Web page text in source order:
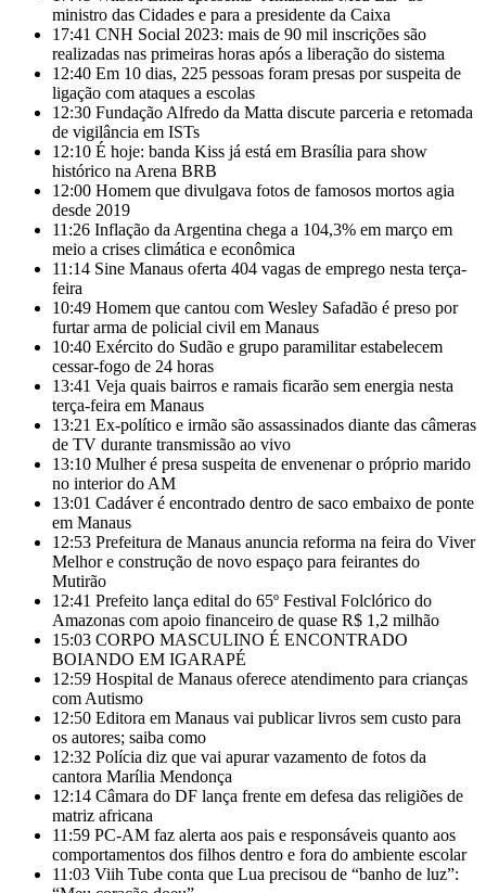
ministro das Cidades e para a presidente da Caixa
17:41 CNH Social 2023: mais de 90 mil inscrições são
realizadas nas primeiras horas após a liberação do sistema
12:40 Em 10 dias, 225 pessoas foram presas por suspeita de
ligação com ataques a escolas
12:30 Fundação Alfredo da Matta discute parceria e retomada
de vigilância em ISTs
12:10 É hoje: banda Kiss já está em Brasília para show
histórico na Arena BRB
12:00 Homem que divulgava fotos de famosos mortos agia
desde 2019
11:26 Inflação da Argentina chega a 104,3% em março em
meio a crises climática e econômica
11:14 Sine Manaus oferta 404 vagas de emprego nesta terça-
feira
10:49 Homem que cantou com Wesley Safadão é preso por
furtar arma de policial civil em Manaus
10:40 Exército do Sudão e grupo paramilitar estabelecem
cessar-fogo de 24 horas
13:41 Veja quais bairros e ramais ficarão sem energia nesta
terça-feira em Manaus
13:21 Ex-político e irmão são assassinados diante das câmeras
de TV durante transmissão ao vivo
13:10 Mulher é presa suspeita de envenenar o próprio marido
no interior do AM
13:01 Cadáver é encontrado dentro de saco embaixo de ponte
em Manaus
12:53 Prefeitura de Manaus anuncia reforma na feira do Viver
Melhor e construção de novo espaço para feirantes do
Mutirão
12:41 Prefeito lança edital do 65º Festival Folclórico do
Amazonas com apoio financeiro de quase R$ 1,2 milhão
15:03 CORPO MASCULINO É ENCONTRADO
BOIANDO EM IGARAPÉ
12:59 Hospital de Manaus oferece atendimento para crianças
com Autismo
12:50 Editora em Manaus vai publicar livros sem custo para
os autores; saiba como
12:32 Polícia diz que vai apurar vazamento de fotos da
cantora Marília Mendonça
12:14 Câmara do DF lança frente em defesa das religiões de
matriz africana
11:59 PC-AM faz alerta aos pais e responsáveis quanto aos
comportamentos dos filhos dentro e fora do ambiente escolar
11:03 Viih Tube conta que Lua precisou de “banho de luz”: